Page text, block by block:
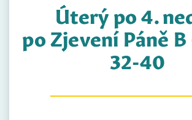
Úterý po 4.
po Zjevení Páně B
32-40